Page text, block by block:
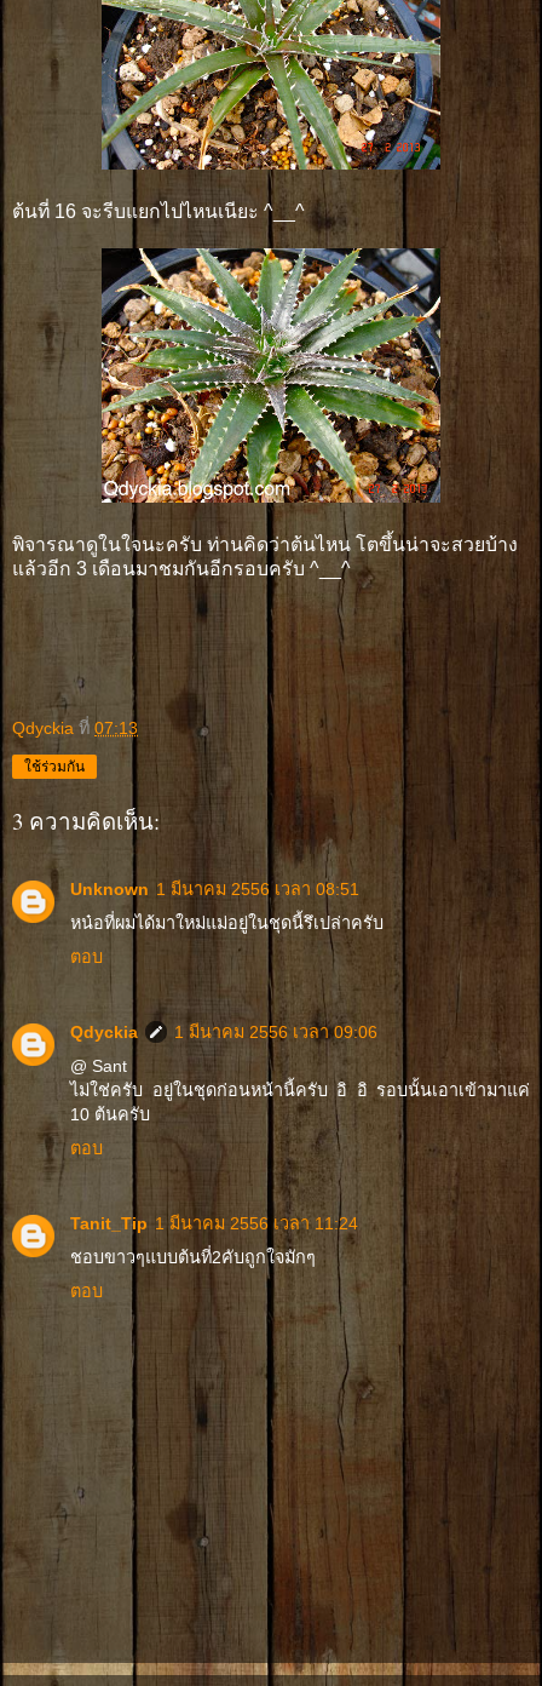
ต้นที่ 16 จะรีบแยกไปไหนเนียะ ^__^
พิจารณาดูในใจนะครับ ท่านคิดว่าต้นไหน โตขึ้นน่าจะสวยบ้าง
แล้วอีก 3 เดือนมาชมกันอีกรอบครับ ^__^
Qdyckia ที่ 07:13
ใช้ร่วมกัน
3 ความคิดเห็น:
Unknown 1 มีนาคม 2556 เวลา 08:51
หน๋อที่ผมได้มาใหม่แม่อยู่ในชุดนี้รึเปล่าครับ
ตอบ
Qdyckia
1 มีนาคม 2556 เวลา 09:06
@ Sant
ไม่ใช่ครับ อยู่ในชุดก่อนหน้านี้ครับ อิ อิ รอบนั้นเอาเข้ามาแค่
10 ต้นครับ
ตอบ
Tanit_Tip 1 มีนาคม 2556 เวลา 11:24
ชอบขาวๆแบบต้นที่2คับถูกใจมักๆ
ตอบ